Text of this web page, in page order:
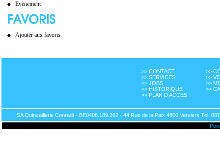
Evènement
Ajouter aux favoris.
>> CONTACT
>> SERVICES
>> JOBS
>> HISTORIQUE
>> PLAN D ACCES
>>
>>
>>
>>
SA Quincaillerie Conradt - BE0408.189.262 - 44 Rue de la Paix 4800 Verviers Tél: